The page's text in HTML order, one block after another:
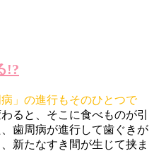
!?
」の進行もそのひとつで
ると、そこに食べものが引
歯周病が進行して歯ぐきが
新たなすき間が生じて挟ま